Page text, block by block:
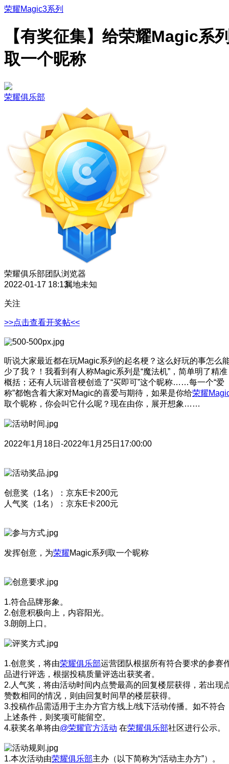
荣耀Magic3系列
【有奖征集】给荣耀Magic系
取一个昵称
荣耀俱乐部
荣耀俱乐部团队浏览器
2022-01-17 18:13属地未知
关注
>>点击查看开奖帖<<
听说大家最近都在玩Magic系列的起名梗？这么好玩的事怎么
少了我？！我看到有人称Magic系列是“魔法机”，简单明了精准
概括；还有人玩谐音梗创造了“买即可”这个昵称……每一个“爱
称”都饱含着大家对Magic的喜爱与期待，如果是你给荣耀
取个昵称，你会叫它什么呢？现在由你，展开想象……
2022年1月18日-2022年1月25日17:00:00
创意奖（1名）：京东E卡200元
人气奖（1名）：京东E卡200元
发挥创意，为荣耀Magic系列取一个昵称
1.符合品牌形象。
2.创意积极向上，内容阳光。
3.朗朗上口。
1.创意奖，将由荣耀俱乐部运营团队根据所有符合要求的参赛
品进行评选，根据投稿质量评选出获奖者。
2.人气奖，将由活动时间内点赞最高的回复楼层获得，若出现
赞数相同的情况，则由回复时间早的楼层获得。
3.投稿作品需适用于主办方官方线上/线下活动传播。如不符合
上述条件，则奖项可能留空。
4.获奖名单将由@荣耀官方活动 在荣耀俱乐部社区进行公示。
1.本次活动由荣耀俱乐部主办（以下简称为“活动主办方”）。